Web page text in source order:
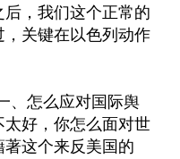
，我们这个正常的
关键在以色列动作
、怎么应对国际舆
好，你怎么面对世
这个来反美国的